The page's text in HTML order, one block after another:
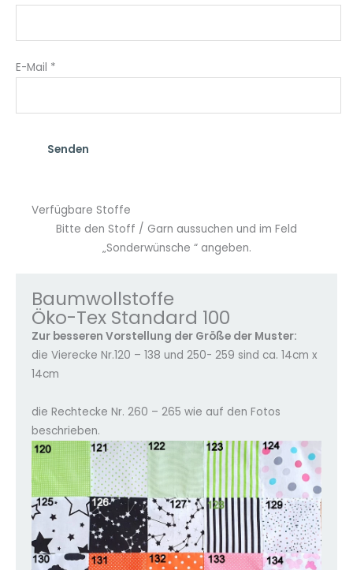
E-Mail *
Verfügbare Stoffe
Bitte den Stoff / Garn aussuchen und im Feld
„Sonderwünsche “ angeben.
Baumwollstoffe
Öko-Tex Standard 100
Zur besseren Vorstellung der Größe der Muster:
die Vierecke Nr.120 – 138 und 250- 259 sind ca. 14cm x
14cm
die Rechtecke Nr. 260 – 265 wie auf den Fotos
beschrieben.